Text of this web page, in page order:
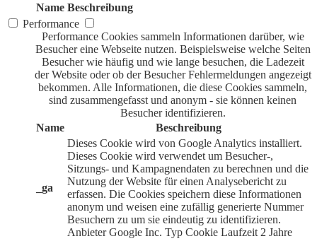
Name Beschreibung
Performance
Performance Cookies sammeln Informationen darüber, wie
Besucher eine Webseite nutzen. Beispielsweise welche Seiten
Besucher wie häufig und wie lange besuchen, die Ladezeit
der Website oder ob der Besucher Fehlermeldungen angezeigt
bekommen. Alle Informationen, die diese Cookies sammeln,
sind zusammengefasst und anonym - sie können keinen
Besucher identifizieren.
Name
Beschreibung
_ga
Dieses Cookie wird von Google Analytics installiert.
Dieses Cookie wird verwendet um Besucher-,
Sitzungs- und Kampagnendaten zu berechnen und die
Nutzung der Website für einen Analysebericht zu
erfassen. Die Cookies speichern diese Informationen
anonym und weisen eine zufällig generierte Nummer
Besuchern zu um sie eindeutig zu identifizieren.
Anbieter Google Inc. Typ Cookie Laufzeit 2 Jahre